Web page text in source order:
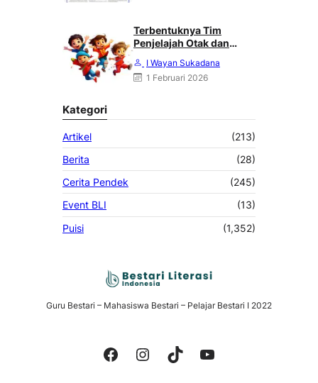
Terbentuknya Tim
Penjelajah Otak dan
Haliling
I Wayan Sukadana
1 Februari 2026
Kategori
Artikel
(213)
Berita
(28)
Cerita Pendek
(245)
Event BLI
(13)
Puisi
(1,352)
Guru Bestari – Mahasiswa Bestari – Pelajar Bestari I 2022
Facebook
Instagram
TikTokYouTube